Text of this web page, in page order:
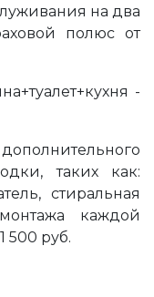
на два
полюс от
-
, таких как:
стиральная
каждой
500 руб.